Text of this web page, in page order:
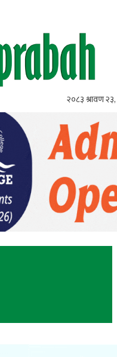
२०८३ श्रावण २३,